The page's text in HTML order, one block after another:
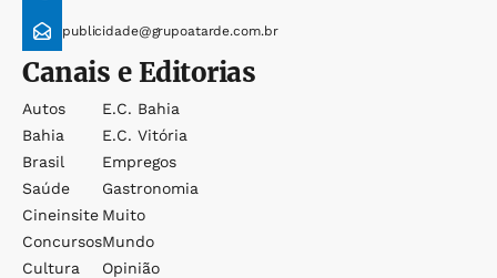
publicidade@grupoatarde.com.br
Canais e Editorias
Autos
Bahia
Brasil
Saúde
Cineinsite
Concursos
Cultura
E.c. Bahia
E.c. Vitória
Empregos
Gastronomia
Muito
Mundo
Opinião